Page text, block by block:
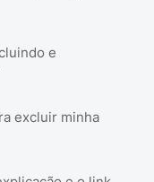
e
excluir minha